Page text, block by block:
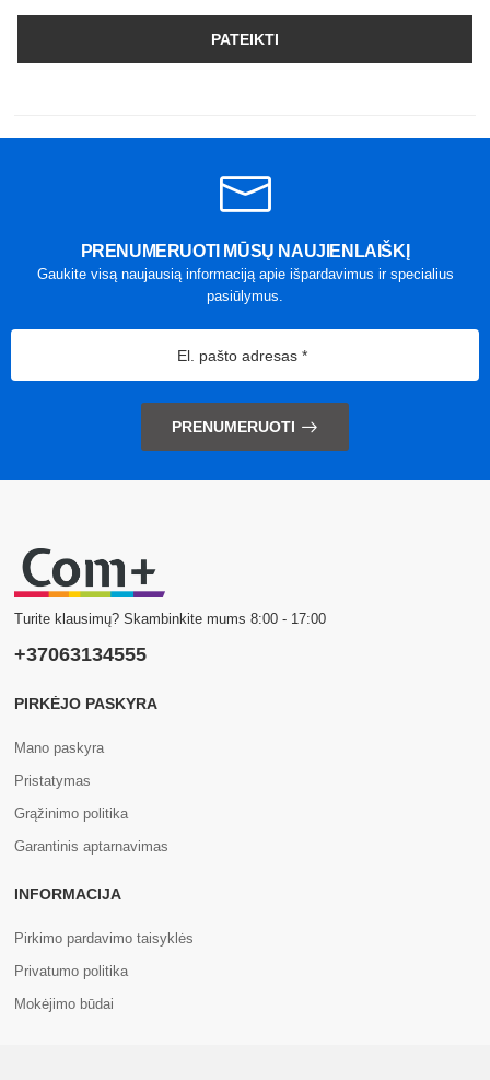
PATEIKTI
PRENUMERUOTI MŪSŲ NAUJIENLAIŠKĮ
Gaukite visą naujausią informaciją apie išpardavimus ir specialius
pasiūlymus.
PRENUMERUOTI
Turite klausimų? Skambinkite mums 8:00 - 17:00
+37063134555
PIRKĖJO PASKYRA
Mano paskyra
Pristatymas
Grąžinimo politika
Garantinis aptarnavimas
INFORMACIJA
Pirkimo pardavimo taisyklės
Privatumo politika
Mokėjimo būdai